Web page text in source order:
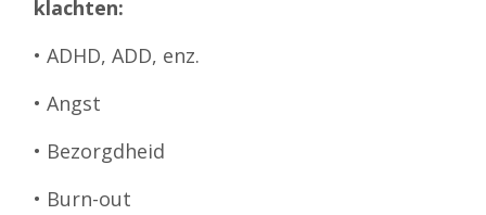
klachten:
• ADHD, ADD, enz.
• Angst
• Bezorgdheid
• Burn-out